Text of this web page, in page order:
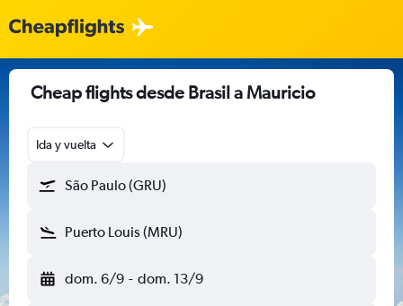
Cheap flights desde Brasil a Mauricio
Ida y vuelta
São Paulo (GRU)
Puerto Louis (MRU)
dom. 6/9 - dom. 13/9